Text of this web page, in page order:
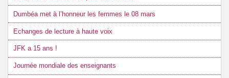
Dumbéa met à l’honneur les femmes le 08 mars
Echanges de lecture à haute voix
JFK a 15 ans !
Journée mondiale des enseignants